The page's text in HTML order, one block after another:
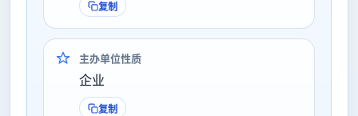
复制
主办单位性质
企业
复制